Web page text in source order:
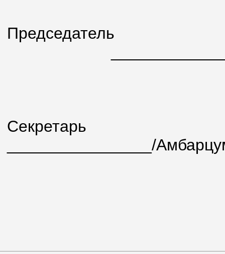
Председатель
Секретарь
________________/